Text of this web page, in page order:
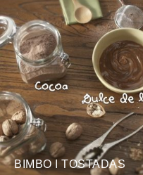
BIMBO I TOSTADAS